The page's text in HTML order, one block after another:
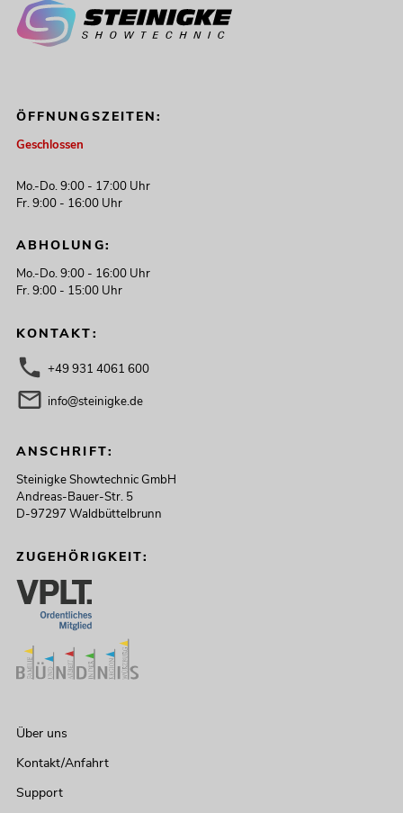
ÖFFNUNGSZEITEN:
Geschlossen
Mo.-Do. 9:00 - 17:00 Uhr
Fr. 9:00 - 16:00 Uhr
ABHOLUNG:
Mo.-Do. 9:00 - 16:00 Uhr
Fr. 9:00 - 15:00 Uhr
KONTAKT:
+49 931 4061 600
info@steinigke.de
ANSCHRIFT:
Steinigke Showtechnic GmbH
Andreas-Bauer-Str. 5
D-97297 Waldbüttelbrunn
ZUGEHÖRIGKEIT:
Über uns
Kontakt/Anfahrt
Support